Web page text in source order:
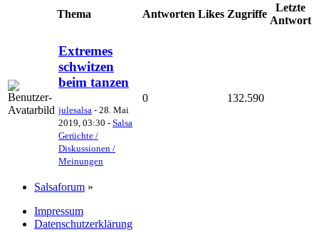
Thema Antworten Likes Zugriffe
Letzte
Antwort
Extremes
schwitzen
beim tanzen
julesalsa - 28. Mai
2019, 03:30 - Salsa
Gerüchte /
Diskussionen /
Meinungen
0 132.590
Salsaforum »
Impressum
Datenschutzerklärung